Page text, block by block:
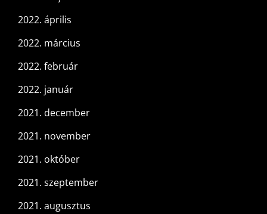
2022. április
2022. március
2022. február
2022. január
2021. december
2021. november
2021. október
2021. szeptember
2021. augusztus